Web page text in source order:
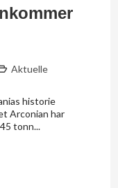
Aktuelle
historie
Arconian har
tonn...